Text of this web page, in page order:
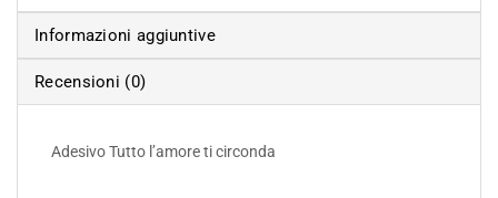
Informazioni aggiuntive
Recensioni (0)
Adesivo Tutto l’amore ti circonda